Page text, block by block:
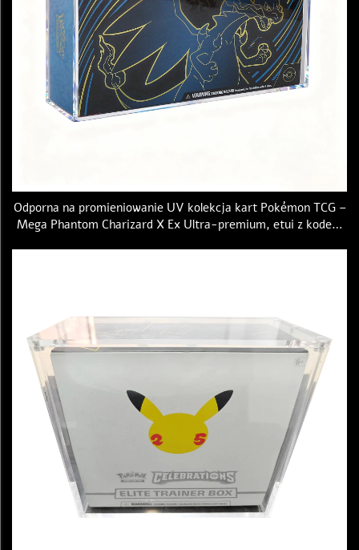
Odporna na promieniowanie UV kolekcja kart Pokémon TCG –
Mega Phantom Charizard X Ex Ultra-premium, etui z kodem